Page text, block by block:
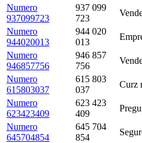
Numero
937099723
937 099
723
Numero
944020013
944 020
013
Numero
946857756
946 857
756
Numero
615803037
615 803
037
Curz
Numero
623423409
623 423
409
Numero
645704854
645 704
854